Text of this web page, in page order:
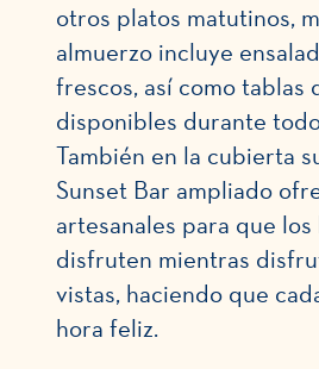
otros platos matutinos,
almuerzo incluye
frescos, así como tablas
disponibles durante
También en la cubierta
Sunset Bar ampliado
artesanales para que
disfruten mientras
vistas, haciendo que
hora feliz.